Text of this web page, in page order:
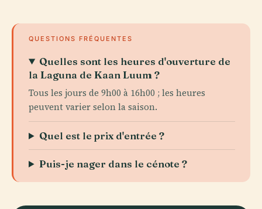
QUESTIONS FRÉQUENTES
Quelles sont les heures d'ouverture de
la Laguna de Kaan Luum ?
Tous les jours de 9h00 à 16h00 ; les heures
peuvent varier selon la saison.
Quel est le prix d'entrée ?
Puis-je nager dans le cénote ?